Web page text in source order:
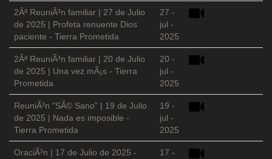
2Âª ReuniÃ³n familiar | 27 de Julio
de 2025 | Profeta renuente Dios
paciente - Tierra Prometida
27 -
jul -
2025
2Âª ReuniÃ³n familiar | 20 de Julio
de 2025 | Una vez mÃ¡s - Tierra
Prometida
20 -
jul -
2025
ReuniÃ³n "SÃ© Sano" | 19 de Julio
de 2025 | Nada es imposible -
Tierra Prometida
19 -
jul -
2025
OraciÃ³n | 17 de Julio de 2025 -
17 -